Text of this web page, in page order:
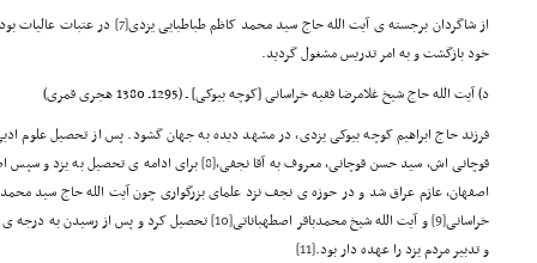
از شاگردان برجسته ی آیت الله حاج سید محمد کاظم طباطبایی یزدی[7] در عتبات عالیات
خود بازگشت و به امر تدریس مشغول گردید.
د) آیت الله حاج شیخ غلامرضا فقیه خراسانی [کوچه بیوکی] ـ (1295ـ 1380 هجری قمری)
فرزند حاج ابراهیم کوچه بیوکی یزدی، در مشهد دیده به جهان گشود. پس از تحصیل علوم
قوچانی اش، سید حسن قوچانی، معروف به آقا نجفی،[8] برای ادامه ی تحصیل به یزد و سپس
اصفهان، عازم عراق شد و در حوزه ی نجف نزد علمای بزرگواری چون آیت الله حاج سید
خراسانی[9] و آیت الله شیخ محمدباقر اصطهباناتی[10]
تحصیل کرد و پس از رسیدن به درجه
و تدبیر مردم یزد را عهده دار بود.[11]